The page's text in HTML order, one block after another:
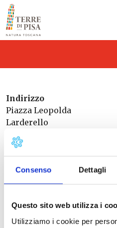
Consenso Dettagli
Questo sito web utilizza i
Utilizziamo i cookie per
Vai al contenuto
Indirizzo
Piazza Leopolda
Larderello
Toscana
56048
Italia
Prossimi eventi